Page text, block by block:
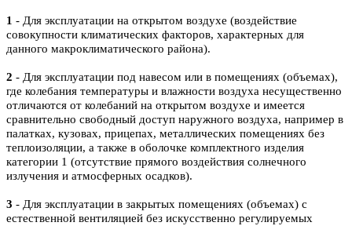
1 - Для эксплуатации на открытом воздухе (воздействие
совокупности климатических факторов, характерных для
данного макроклиматического района).
2 - Для эксплуатации под навесом или в помещениях (объемах),
где колебания температуры и влажности воздуха несущественно
отличаются от колебаний на открытом воздухе и имеется
сравнительно свободный доступ наружного воздуха, например в
палатках, кузовах, прицепах, металлических помещениях без
теплоизоляции, а также в оболочке комплектного изделия
категории 1 (отсутствие прямого воздействия солнечного
излучения и атмосферных осадков).
3 - Для эксплуатации в закрытых помещениях (объемах) с
естественной вентиляцией без искусственно регулируемых